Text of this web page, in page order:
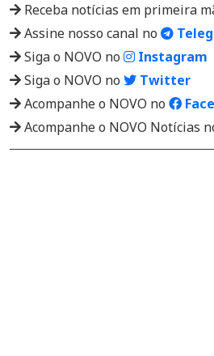
Receba notícias em primeira
Assine nosso canal no
Siga o NOVO no
Instagram
Siga o NOVO no
Twitter
Acompanhe o NOVO no
Acompanhe o NOVO Notícias